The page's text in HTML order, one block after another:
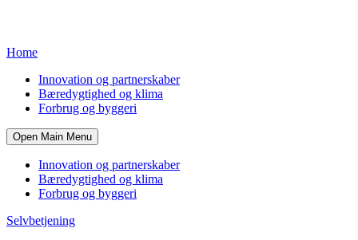
Home
Innovation og partnerskaber
Bæredygtighed og klima
Forbrug og byggeri
Open Main Menu
Innovation og partnerskaber
Bæredygtighed og klima
Forbrug og byggeri
Selvbetjening